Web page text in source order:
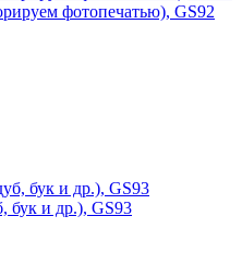
фотопечатью), GS92
бук и др.), GS93